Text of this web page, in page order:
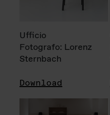
Ufficio
Fotografo: Lorenz
Sternbach
Download